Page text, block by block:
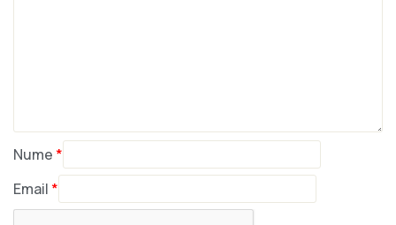
Nume *
Email *